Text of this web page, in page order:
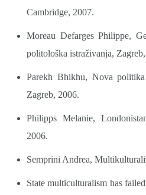
Cambridge, 2007.
Moreau Defarges Philippe,
politološka istraživanja,
Parekh Bhikhu, Nova
Zagreb, 2006.
Philipps Melanie,
2006.
Semprini Andrea,
State multiculturalism has